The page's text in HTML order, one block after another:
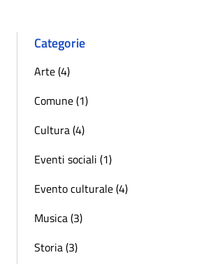
Categorie
Arte (4)
Comune (1)
Cultura (4)
Eventi sociali (1)
Evento culturale (4)
Musica (3)
Storia (3)